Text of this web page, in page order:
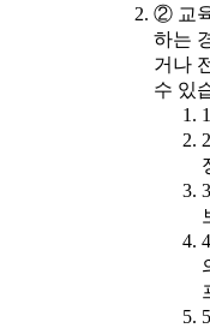
② 교
하는
거나
수 있